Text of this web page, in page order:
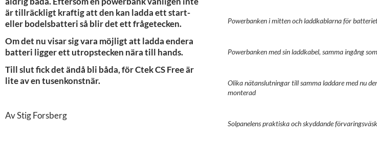
är tillräckligt kraftig att den kan ladda ett start-
eller bodelsbatteri så blir det ett frågetecken.
Om det nu visar sig vara möjligt att ladda endera
batteri ligger ett utropstecken nära till hands.
Till slut fick det ändå bli båda, för Ctek CS Free är
lite av en tusenkonstnär.
Av Stig Forsberg
Powerbanken i mitten och laddkablarna för
Powerbanken med sin laddkabel, samma ingång
Olika nätanslutningar till samma laddare med nu
monterad
Solpanelens praktiska och skyddande